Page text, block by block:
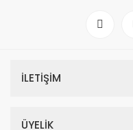
İLETİŞİM
ÜYELİK